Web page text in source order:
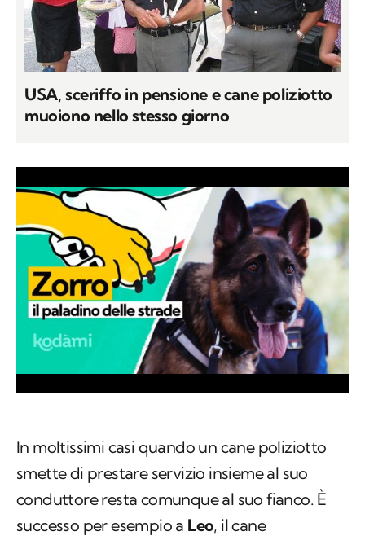
USA, sceriffo in pensione e cane poliziotto
muoiono nello stesso giorno
In moltissimi casi quando un cane poliziotto
smette di prestare servizio insieme al suo
conduttore resta comunque al suo fianco. È
successo per esempio a Leo, il cane